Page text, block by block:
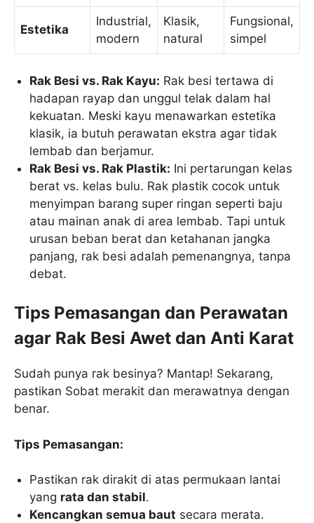
Estetika
Industrial,
modern
Klasik,
natural
Fungsional,
simpel
Rak Besi vs. Rak Kayu: Rak besi tertawa di
hadapan rayap dan unggul telak dalam hal
kekuatan. Meski kayu menawarkan estetika
klasik, ia butuh perawatan ekstra agar tidak
lembab dan berjamur.
Rak Besi vs. Rak Plastik: Ini pertarungan kelas
berat vs. kelas bulu. Rak plastik cocok untuk
menyimpan barang super ringan seperti baju
atau mainan anak di area lembab. Tapi untuk
urusan beban berat dan ketahanan jangka
panjang, rak besi adalah pemenangnya, tanpa
debat.
Tips Pemasangan dan Perawatan
agar Rak Besi Awet dan Anti Karat
Sudah punya rak besinya? Mantap! Sekarang,
pastikan Sobat merakit dan merawatnya dengan
benar.
Tips Pemasangan:
Pastikan rak dirakit di atas permukaan lantai
yang rata dan stabil.
Kencangkan semua baut secara merata.